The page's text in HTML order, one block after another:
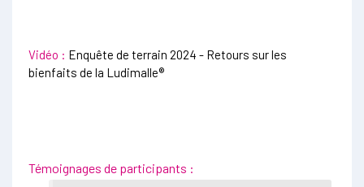
Vidéo : Enquête de terrain 2024 - Retours sur les
bienfaits de la Ludimalle®
Témoignages de participants :